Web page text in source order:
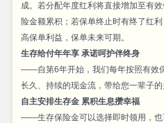
成。若分配年度红利将直接增加至有
险金额累积；若保单终止时有终了红
高保单利益，保单未来可期。
生存给付年年享 承诺呵护伴终身
——自第6年开始，我们每年按照有效
长久、持续的现金流，带给您一辈子的
自主安排生存金 累积生息攒幸福
——生存保险金可以选择即时领用，也